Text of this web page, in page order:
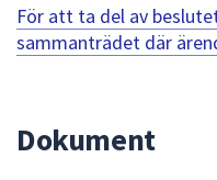
För att ta del av
sammanträdet där
Dokument